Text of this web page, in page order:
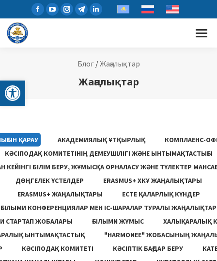
Open toolbar
Блог/Жаңалықтар
Жаңалықтар
ҚАРАУ АКАДЕМИЯЛЫҚ ҰТҚЫРЛЫҚ
КОМПЛАЕНС-
КӘСІПОДАҚ КОМИТЕТІНІҢ ДЕМЕУШІЛІГІ ЖӘНЕ ЫНТЫМАҚТАСТЫҒЫ
КЕЙІНГІ БІЛІМ БЕРУ, ЖҰМЫСҚА ОРНАЛАСУ ЖƏНЕ ТҮЛЕКТЕР
ДӨҢГЕЛЕК ҮСТЕЛДЕР
ERASMUS+ ХКҰ ЖАҢАЛЫҚТАРЫ
ERASMUS+ ЖАҢАЛЫҚТАРЫ
ЕСТЕ ҚАЛАРЛЫҚ КҮНДЕР
ҒЫЛЫМИ КОНФЕРЕНЦИЯЛАР МЕН ІС-ШАРАЛАР ТУРАЛЫ ЖАҢАЛЫҚТАР
СТАРТАП ЖОБАЛАРЫ
ҒЫЛЫМИ ЖҰМЫС
ХАЛЫҚАРАЛЫҚ
ЫНТЫМАҚТАСТЫҚ
"HARMONEE" ЖОБАСЫНЫҢ
КӘСІПОДАҚ КОМИТЕТІ КӘСІПТІК БАҒДАР БЕРУ